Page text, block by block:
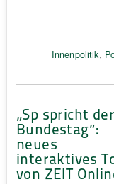
Innenpolitik,
„Sp spricht der
Bundestag“:
neues
interaktives
von ZEIT